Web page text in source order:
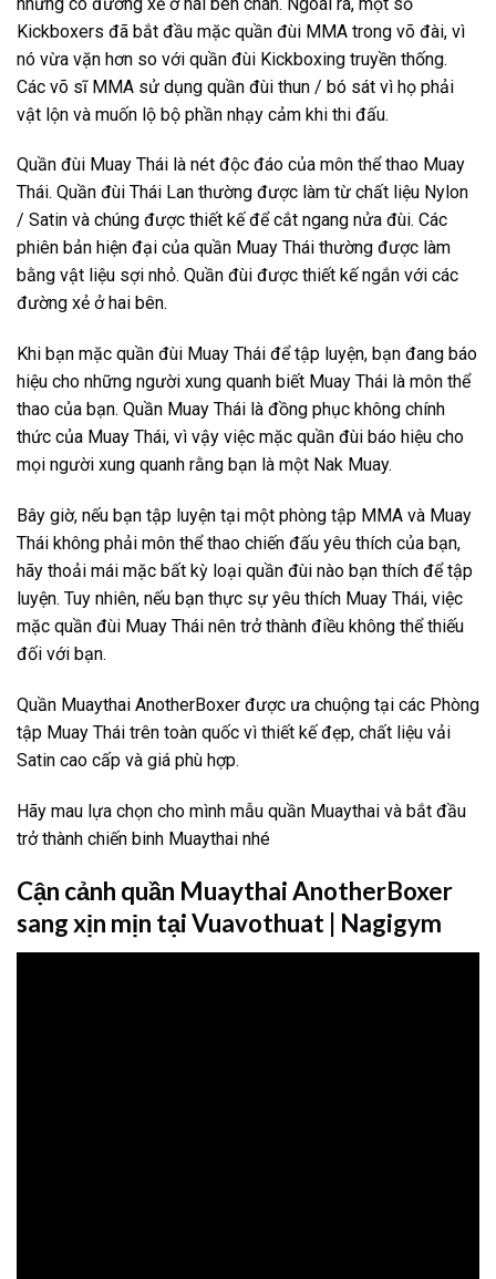
Kickboxers đã bắt đầu mặc quần đùi MMA trong võ đài, vì
nó vừa vặn hơn so với quần đùi Kickboxing truyền thống.
Các võ sĩ MMA sử dụng quần đùi thun / bó sát vì họ phải
vật lộn và muốn lộ bộ phần nhạy cảm khi thi đấu.
Quần đùi Muay Thái là nét độc đáo của môn thể thao Muay
Thái. Quần đùi Thái Lan thường được làm từ chất liệu Nylon
/ Satin và chúng được thiết kế để cắt ngang nửa đùi. Các
phiên bản hiện đại của quần Muay Thái thường được làm
bằng vật liệu sợi nhỏ. Quần đùi được thiết kế ngắn với các
đường xẻ ở hai bên.
Khi bạn mặc quần đùi Muay Thái để tập luyện, bạn đang báo
hiệu cho những người xung quanh biết Muay Thái là môn thể
thao của bạn. Quần Muay Thái là đồng phục không chính
thức của Muay Thái, vì vậy việc mặc quần đùi báo hiệu cho
mọi người xung quanh rằng bạn là một Nak Muay.
Bây giờ, nếu bạn tập luyện tại một phòng tập MMA và Muay
Thái không phải môn thể thao chiến đấu yêu thích của bạn,
hãy thoải mái mặc bất kỳ loại quần đùi nào bạn thích để tập
luyện. Tuy nhiên, nếu bạn thực sự yêu thích Muay Thái, việc
mặc quần đùi Muay Thái nên trở thành điều không thể thiếu
đối với bạn.
Quần Muaythai AnotherBoxer được ưa chuộng tại các Phòng
tập Muay Thái trên toàn quốc vì thiết kế đẹp, chất liệu vải
Satin cao cấp và giá phù hợp.
Hãy mau lựa chọn cho mình mẫu quần Muaythai và bắt đầu
trở thành chiến binh Muaythai nhé
Cận cảnh quần Muaythai AnotherBoxer
sang xịn mịn tại Vuavothuat | Nagigym